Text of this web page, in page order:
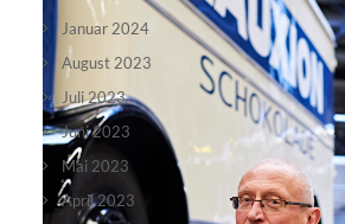
Januar 2024
August 2023
Juli 2023
Juni 2023
Mai 2023
April 2023